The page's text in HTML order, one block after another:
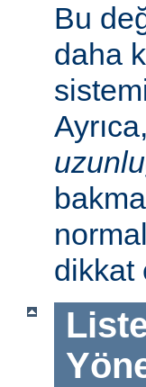
Bu
daha
dikkat